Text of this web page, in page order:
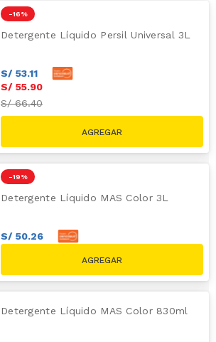
-16 %
Detergente Líquido Persil Universal 3L
S/ 53.11
S/ 55.90
S/66.40
-19 %
Detergente Líquido MAS Color 3L
S/ 50.26
S/
Detergente Líquido MAS Color 830ml